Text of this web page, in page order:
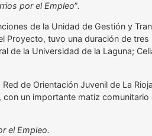
por el Empleo”.
de la Unidad de Gestión y
Proyecto, tuvo una duración de
de la Universidad de la Laguna;
de Orientación Juvenil de La
con un importante matiz
el Empleo.